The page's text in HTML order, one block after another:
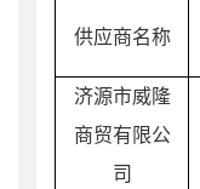
供应商名称
济源市威隆
商贸有限公
司